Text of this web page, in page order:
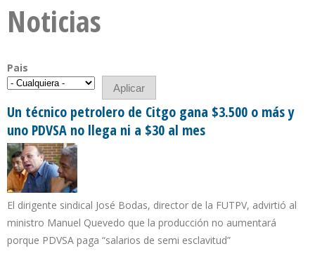
Noticias
Pais
Un técnico petrolero de Citgo gana $3.500 o más y
uno PDVSA no llega ni a $30 al mes
El dirigente sindical José Bodas, director de la FUTPV, advirtió al
ministro Manuel Quevedo que la producción no aumentará
porque PDVSA paga “salarios de semi esclavitud”